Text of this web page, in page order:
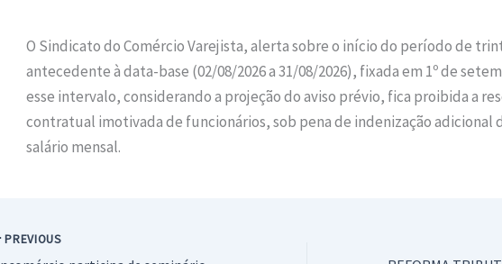
O Sindicato do Comércio Varejista, alerta sobre o início do período de
antecedente à data-base (02/08/2026 a 31/08/2026), fixada em 1º de
esse intervalo, considerando a projeção do aviso prévio, fica proibida a
contratual imotivada de funcionários, sob pena de indenização adicional
salário mensal.
PREVIOUS